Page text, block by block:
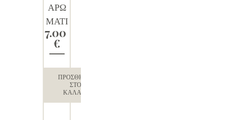
ΑΡΩ
ΜΑΤΙ
ΚΟ
ΕΛΑΙ
Ο με
σκόρδ
ο
7.00
€
ΠΡΟΣΘΉΚΗ
ΣΤΟ
ΚΑΛΆΘΙ